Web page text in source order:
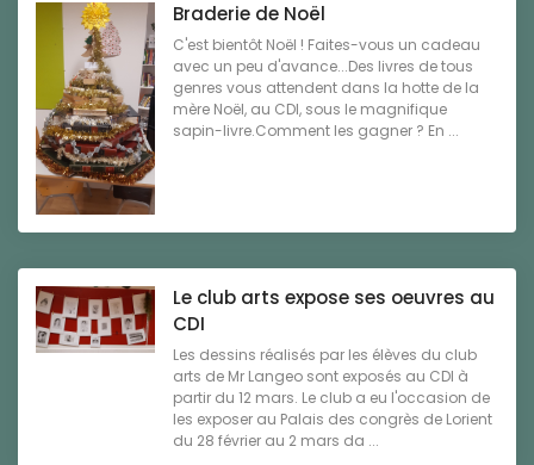
Braderie de Noël
C'est bientôt Noël ! Faites-vous un cadeau
avec un peu d'avance...Des livres de tous
genres vous attendent dans la hotte de la
mère Noël, au CDI, sous le magnifique
sapin-livre.Comment les gagner ? En ...
Le club arts expose ses oeuvres au
CDI
Les dessins réalisés par les élèves du club
arts de Mr Langeo sont exposés au CDI à
partir du 12 mars. Le club a eu l'occasion de
les exposer au Palais des congrès de Lorient
du 28 février au 2 mars da ...